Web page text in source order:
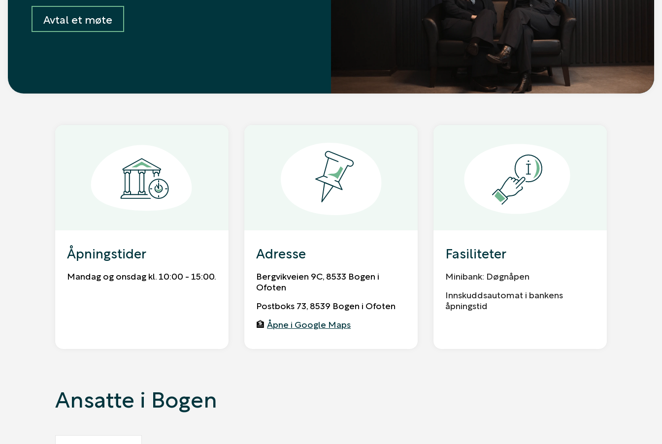
Avtal et møte
Åpningstider
Mandag og onsdag kl. 10:00 - 15:00.
Adresse
Bergvikveien 9C, 8533 Bogen i
Ofoten
Postboks 73, 8539 Bogen i Ofoten
🏦Åpne i Google Maps
Fasiliteter
Minibank: Døgnåpen
Innskuddsautomat i bankens
åpningstid
Ansatte i Bogen